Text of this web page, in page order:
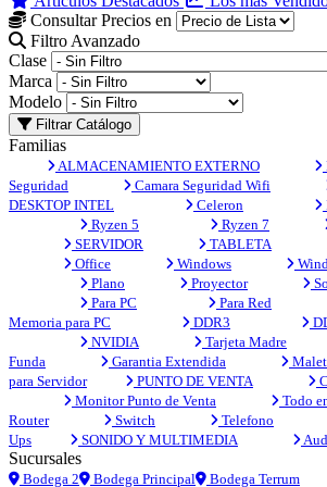
Consultar Precios en
Filtro Avanzado
Clase
Marca
Modelo
Filtrar Catálogo
Familias
ALMACENAMIENTO EXTERNO
Seguridad
Camara Seguridad Wifi
DESKTOP INTEL
Celeron
Ryzen 5
Ryzen 7
SERVIDOR
TABLETA
Office
Windows
Plano
Proyector
Para PC
Para Red
Memoria para PC
DDR3
NVIDIA
Tarjeta Madre
Funda
Garantia Extendida
para Servidor
PUNTO DE VENTA
Monitor Punto de Venta
Todo
Router
Switch Telefono
Ups
SONIDO Y MULTIMEDIA
Sucursales
Bodega 2 Bodega Principal Bodega Terrum